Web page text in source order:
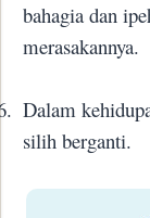
bahagia dan
merasakannya.
Dalam
silih berganti.